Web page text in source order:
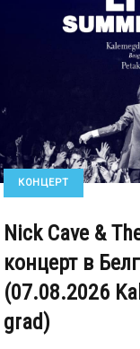
КОНЦЕРТ
Nick Cave &
концерт в
(07.08.2026
grad)